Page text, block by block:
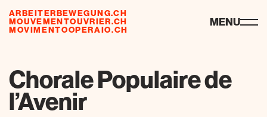
ARBEITERBEWEGUNG.CH
MOUVEMENTOUVRIER.CH
MOVIMENTOOPERAIO.CH
ressources MENU
Chorale Populaire de
l’Avenir